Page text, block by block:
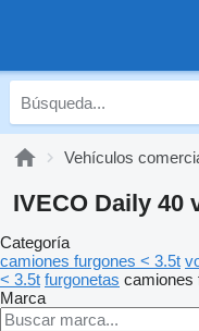
Vehículos
IVECO Daily 40
Categoría
camiones furgones < 3.5t
< 3.5t furgonetas camiones
Marca